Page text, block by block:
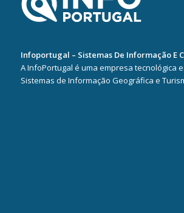
Infoportugal – Sistemas De Informação E
A InfoPortugal é uma empresa tecnológica
Sistemas de Informação Geográfica e